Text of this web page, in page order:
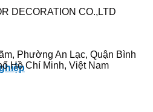
ngân hàng
hoàn thiện sổ sách
ty
động doanh nghiệp
DECORATION CO.,LTD
Phường An Lạc, Quận Bình
Hồ Chí Minh, Việt Nam